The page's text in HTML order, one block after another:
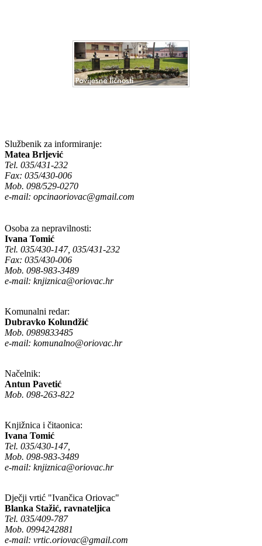
Službenik za informiranje:
Matea Brljević
Tel. 035/431-232
Fax: 035/430-006
Mob. 098/529-0270
e-mail: opcinaoriovac@gmail.com
Osoba za nepravilnosti:
Ivana Tomić
Tel. 035/430-147, 035/431-232
Fax: 035/430-006
Mob. 098-983-3489
e-mail: knjiznica@oriovac.hr
Komunalni redar:
Dubravko Kolundžić
Mob. 0989833485
e-mail: komunalno@oriovac.hr
Načelnik:
Antun Pavetić
Mob. 098-263-822
Knjižnica i čitaonica:
Ivana Tomić
Tel. 035/430-147,
Mob. 098-983-3489
e-mail: knjiznica@oriovac.hr
Dječji vrtić "Ivančica Oriovac"
Blanka Stažić, ravnateljica
Tel. 035/409-787
Mob. 0994242881
e-mail: vrtic.oriovac@gmail.com